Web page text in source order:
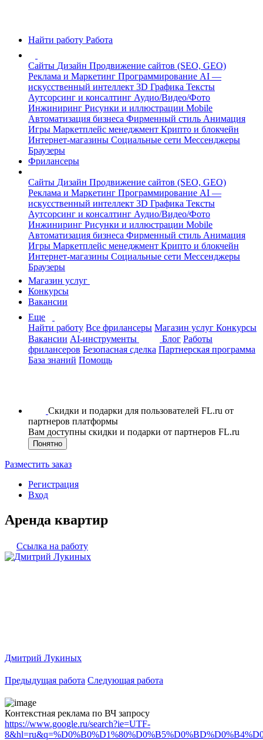
Найти работу Работа
Сайты Дизайн Продвижение сайтов (SEO, GEO)
Реклама и Маркетинг Программирование AI —
искусственный интеллект 3D Графика Тексты
Аутсорсинг и консалтинг Аудио/Видео/Фото
Инжиниринг Рисунки и иллюстрации Mobile
Автоматизация бизнеса Фирменный стиль Анимация
Игры Маркетплейс менеджмент Крипто и блокчейн
Интернет-магазины Социальные сети Мессенджеры
Браузеры
Фрилансеры
Сайты Дизайн Продвижение сайтов (SEO, GEO)
Реклама и Маркетинг Программирование AI —
искусственный интеллект 3D Графика Тексты
Аутсорсинг и консалтинг Аудио/Видео/Фото
Инжиниринг Рисунки и иллюстрации Mobile
Автоматизация бизнеса Фирменный стиль Анимация
Игры Маркетплейс менеджмент Крипто и блокчейн
Интернет-магазины Социальные сети Мессенджеры
Браузеры
Магазин услуг
Конкурсы
Вакансии
Еще
Найти работу Все фрилансеры Магазин услуг Конкурсы
Вакансии AI-инструменты Блог Работы
фрилансеров Безопасная сделка Партнерская программа
База знаний Помощь
Скидки и подарки для пользователей FL.ru от
партнеров платформы
Вам доступны скидки и подарки от партнеров FL.ru
Понятно
Разместить заказ
Регистрация
Вход
Аренда квартир
Ссылка на работу
Дмитрий Лукиных
Предыдущая работа Следующая работа
Контекстная реклама по ВЧ запросу
https://www.google.ru/search?ie=UTF-